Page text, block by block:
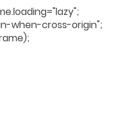
when-cross-origin";